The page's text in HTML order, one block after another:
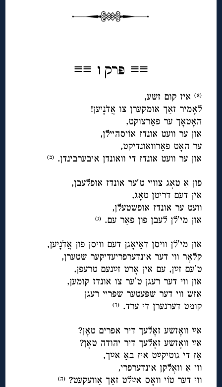
≡≡ פּרק ו ≡≡
(א) איז קום זשע,
לאָמיר זאַך אומקערן צו אֲדֹנָיען!
האָטאָך ער פאַרצוקט,
און ער וועט אונדז אוֹיסהיילן,
ער האָט פאַרוואונדיקט,
און ער וועט אונדז די וואונדן איבערבינדן.(ב)
פון אַ טאָג צוויי ט′ער אונדז אופלעבן,
אין דעם דריטן טאָג,
וועט ער אונדז אופשטעלן,
און מי′לן לעבן פון פאַר עם.(ג)
און מי′לן וויסן דאַיאָגן דעם וויסן פון אֲדֹנָיען,
קלאָר ווי דער אינדערפריעדיקער שטערן,
ט′עם זײַן, עם אין אָרט זײַנעם טרעפן,
און ווי דער רעגן ט′ער צו אונדז קומען,
אַזש ווי דער שפּעטער שפּריי רעגן
קומט דערנערן די ערד.(ד)
אײַ וואָזשע זאָלעך דיר אפרים טאָן?
אײַ וואָזשע זאָלעך דיר יהודה טאָן?
אַז די גוטיקײַט איז באַ אײַך,
ווי אַ וואָלקן אינדערפרי,
ווי דער טוֹי וואָס אײַלט זאַך אַוועקעט?(ה)